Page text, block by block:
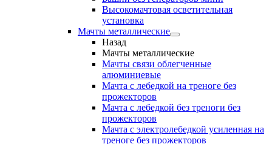
Высокомачтовая осветительная
установка
Мачты металлические
Назад
Мачты металлические
Мачты связи облегченные
алюминиевые
Мачта с лебедкой на треноге без
прожекторов
Мачта с лебедкой без треноги без
прожекторов
Мачта с электролебедкой усиленная на
треноге без прожекторов